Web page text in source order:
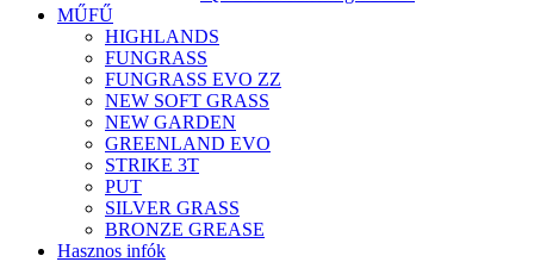
MŰFŰ
HIGHLANDS
FUNGRASS
FUNGRASS EVO ZZ
NEW SOFT GRASS
NEW GARDEN
GREENLAND EVO
STRIKE 3T
PUT
SILVER GRASS
BRONZE GREASE
Hasznos infók